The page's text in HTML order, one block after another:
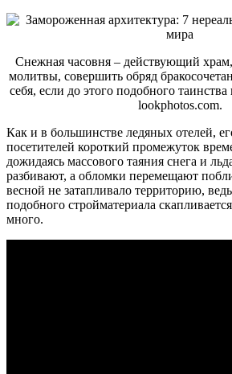
Снежная часовня – действующий
молитвы, совершить обряд
себя, если до этого подобного
lookphotos.com.
Как и в большинстве ледяных отелей,
посетителей короткий промежуток
дожидаясь массового таяния снега и
разбивают, а обломки перемещают
весной не затапливало территорию,
подобного стройматериала
много.